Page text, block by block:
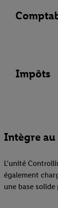
Impôts
Intègre au
L’unité
également
une base